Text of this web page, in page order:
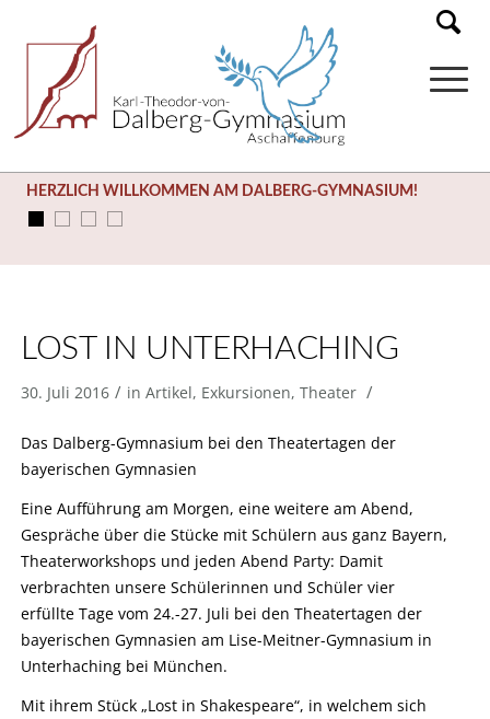
HERZLICH WILLKOMMEN AM DALBERG-GYMNASIUM!
LOST IN UNTERHACHING
30. Juli 2016 / in Artikel, Exkursionen, Theater /
Das Dalberg-Gymnasium bei den Theatertagen der
bayerischen Gymnasien
Eine Aufführung am Morgen, eine weitere am Abend,
Gespräche über die Stücke mit Schülern aus ganz Bayern,
Theaterworkshops und jeden Abend Party: Damit
verbrachten unsere Schülerinnen und Schüler vier
erfüllte Tage vom 24.-27. Juli bei den Theatertagen der
bayerischen Gymnasien am Lise-Meitner-Gymnasium in
Unterhaching bei München.
Mit ihrem Stück „Lost in Shakespeare“, in welchem sich